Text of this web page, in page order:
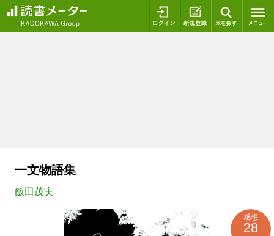
ログイン 新規登録
一文物語集
飯田茂実
感想
28